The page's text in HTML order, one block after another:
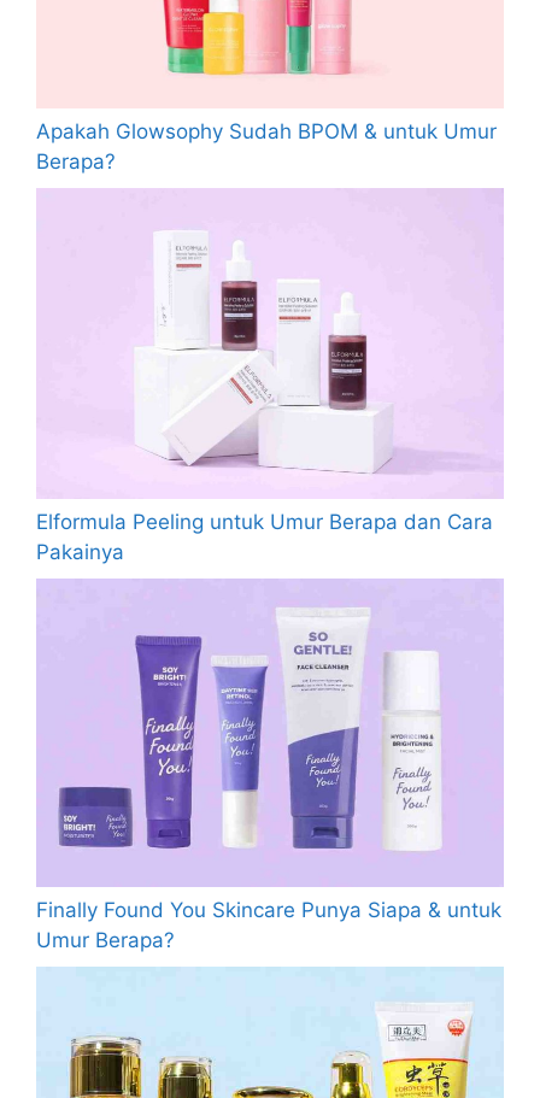
Apakah Glowsophy Sudah BPOM & untuk Umur
Berapa?
Elformula Peeling untuk Umur Berapa dan Cara
Pakainya
Finally Found You Skincare Punya Siapa & untuk
Umur Berapa?